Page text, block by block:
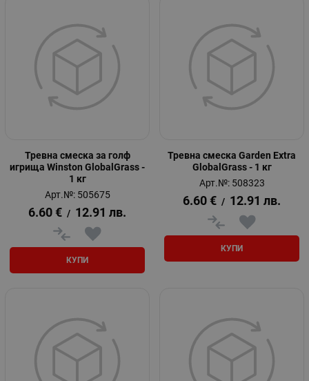
Тревна смеска за голф
игрища Winston GlobalGrass -
1 кг
Арт.№: 505675
6.60 € / 12.91 лв.
КУПИ
Тревна смеска Garden Extra
GlobalGrass - 1 кг
Арт.№: 508323
6.60 € / 12.91 лв.
КУПИ